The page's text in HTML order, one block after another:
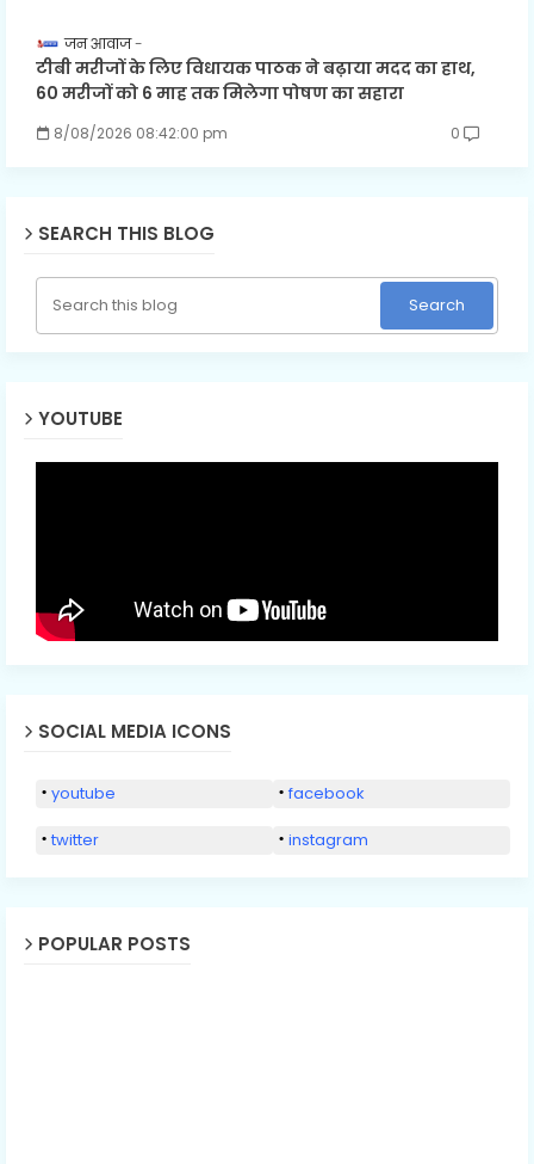
जन आवाज
टीबी मरीजों के लिए विधायक पाठक ने बढ़ाया मदद का हाथ,
60 मरीजों को 6 माह तक मिलेगा पोषण का सहारा
8/08/2026 08:42:00 pm 0
SEARCH THIS BLOG
YOUTUBE
SOCIAL MEDIA ICONS
youtube facebook
twitter instagram
POPULAR POSTS